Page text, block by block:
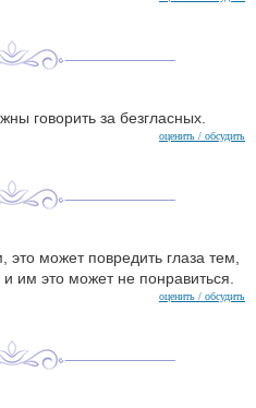
говорить за безгласных.
оценить / обсудить
это может повредить глаза тем,
им это может не понравиться.
оценить / обсудить